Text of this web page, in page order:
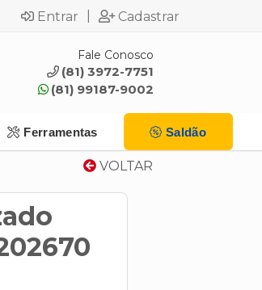
Entrar Cadastrar
Fale Conosco
(81) 3972-7751
(81) 99187-9002
Ferramentas Saldão
VOLTAR